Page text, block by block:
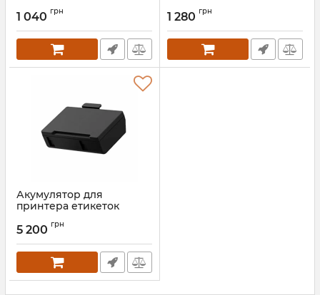
1 040 грн
Pro, TA-210, TTP-247
Артикул:795
1 280 грн
Акумулятор для
принтера етикеток
Артикул: 796
5 200 грн